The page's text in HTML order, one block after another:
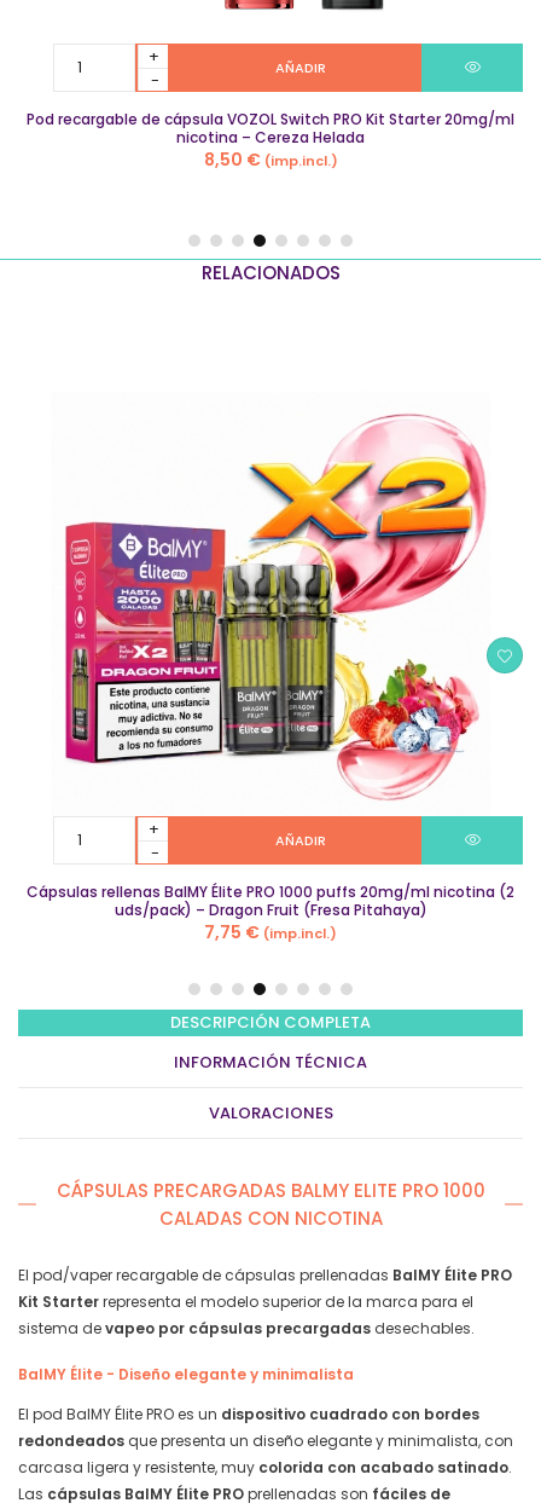
recargable
cápsula
AÑADIR
Pod recargable de cápsula VOZOL Switch PRO Kit Starter 20mg/ml
nicotina – Cereza Helada
8,50 € (imp.incl.)
RELACIONADOS
rellenas
Élite
Pitahaya)
AÑADIR
Cápsulas rellenas BalMY Élite PRO 1000 puffs 20mg/ml nicotina (2
uds/pack) – Dragon Fruit (Fresa Pitahaya)
7,75 € (imp.incl.)
DESCRIPCIÓN COMPLETA
INFORMACIÓN TÉCNICA
VALORACIONES
CÁPSULAS PRECARGADAS BALMY ELITE PRO 1000
CALADAS CON NICOTINA
El pod/vaper recargable de cápsulas prellenadas BalMY Élite PRO
Kit Starterrepresenta el modelo superior de la marca para el
sistema devapeo por cápsulas precargadas desechables.
BalMY Élite - Diseño elegante y minimalista
El pod BalMY Élite PRO es un dispositivo cuadrado con bordes
redondeados que presenta un diseño elegante y minimalista, con
carcasa ligera y resistente, muy colorida con acabado satinado.
Las cápsulas BalMY Élite PROprellenadas son fáciles de